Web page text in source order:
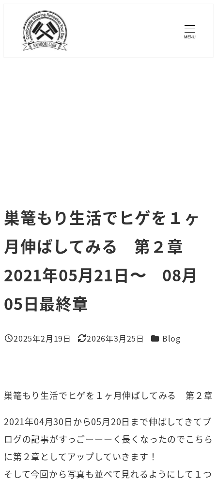
MENU
巣篭もり生活でヒゲを１ヶ
月伸ばしてみる 第２章
2021年05月21日〜 08月
05日最終章
投稿日
2025年2月19日
更新日
2026年3月25日 カテゴリー
Blog
巣篭もり生活でヒゲを１ヶ月伸ばしてみる 第２章
2021年04月30日から05月20日まで伸ばしてきてブ
ログの記事がすっごーーーく長くなったのでこちら
に第２章としてアップしていきます！
そして今回から写真も並べて見れるようにして１つ